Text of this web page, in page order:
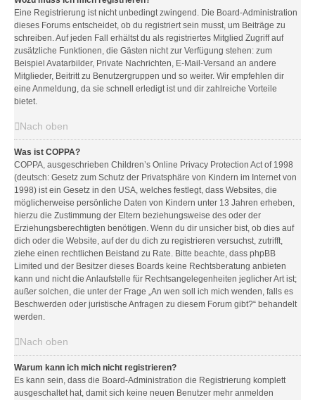
Eine Registrierung ist nicht unbedingt zwingend. Die Board-Administration
dieses Forums entscheidet, ob du registriert sein musst, um Beiträge zu
schreiben. Auf jeden Fall erhältst du als registriertes Mitglied Zugriff auf
zusätzliche Funktionen, die Gästen nicht zur Verfügung stehen: zum
Beispiel Avatarbilder, Private Nachrichten, E-Mail-Versand an andere
Mitglieder, Beitritt zu Benutzergruppen und so weiter. Wir empfehlen dir
eine Anmeldung, da sie schnell erledigt ist und dir zahlreiche Vorteile
bietet.
Nach oben
Was ist COPPA?
COPPA, ausgeschrieben Children’s Online Privacy Protection Act of 1998
(deutsch: Gesetz zum Schutz der Privatsphäre von Kindern im Internet von
1998) ist ein Gesetz in den USA, welches festlegt, dass Websites, die
möglicherweise persönliche Daten von Kindern unter 13 Jahren erheben,
hierzu die Zustimmung der Eltern beziehungsweise des oder der
Erziehungsberechtigten benötigen. Wenn du dir unsicher bist, ob dies auf
dich oder die Website, auf der du dich zu registrieren versuchst, zutrifft,
ziehe einen rechtlichen Beistand zu Rate. Bitte beachte, dass phpBB
Limited und der Besitzer dieses Boards keine Rechtsberatung anbieten
kann und nicht die Anlaufstelle für Rechtsangelegenheiten jeglicher Art ist;
außer solchen, die unter der Frage „An wen soll ich mich wenden, falls es
Beschwerden oder juristische Anfragen zu diesem Forum gibt?“ behandelt
werden.
Nach oben
Warum kann ich mich nicht registrieren?
Es kann sein, dass die Board-Administration die Registrierung komplett
ausgeschaltet hat, damit sich keine neuen Benutzer mehr anmelden